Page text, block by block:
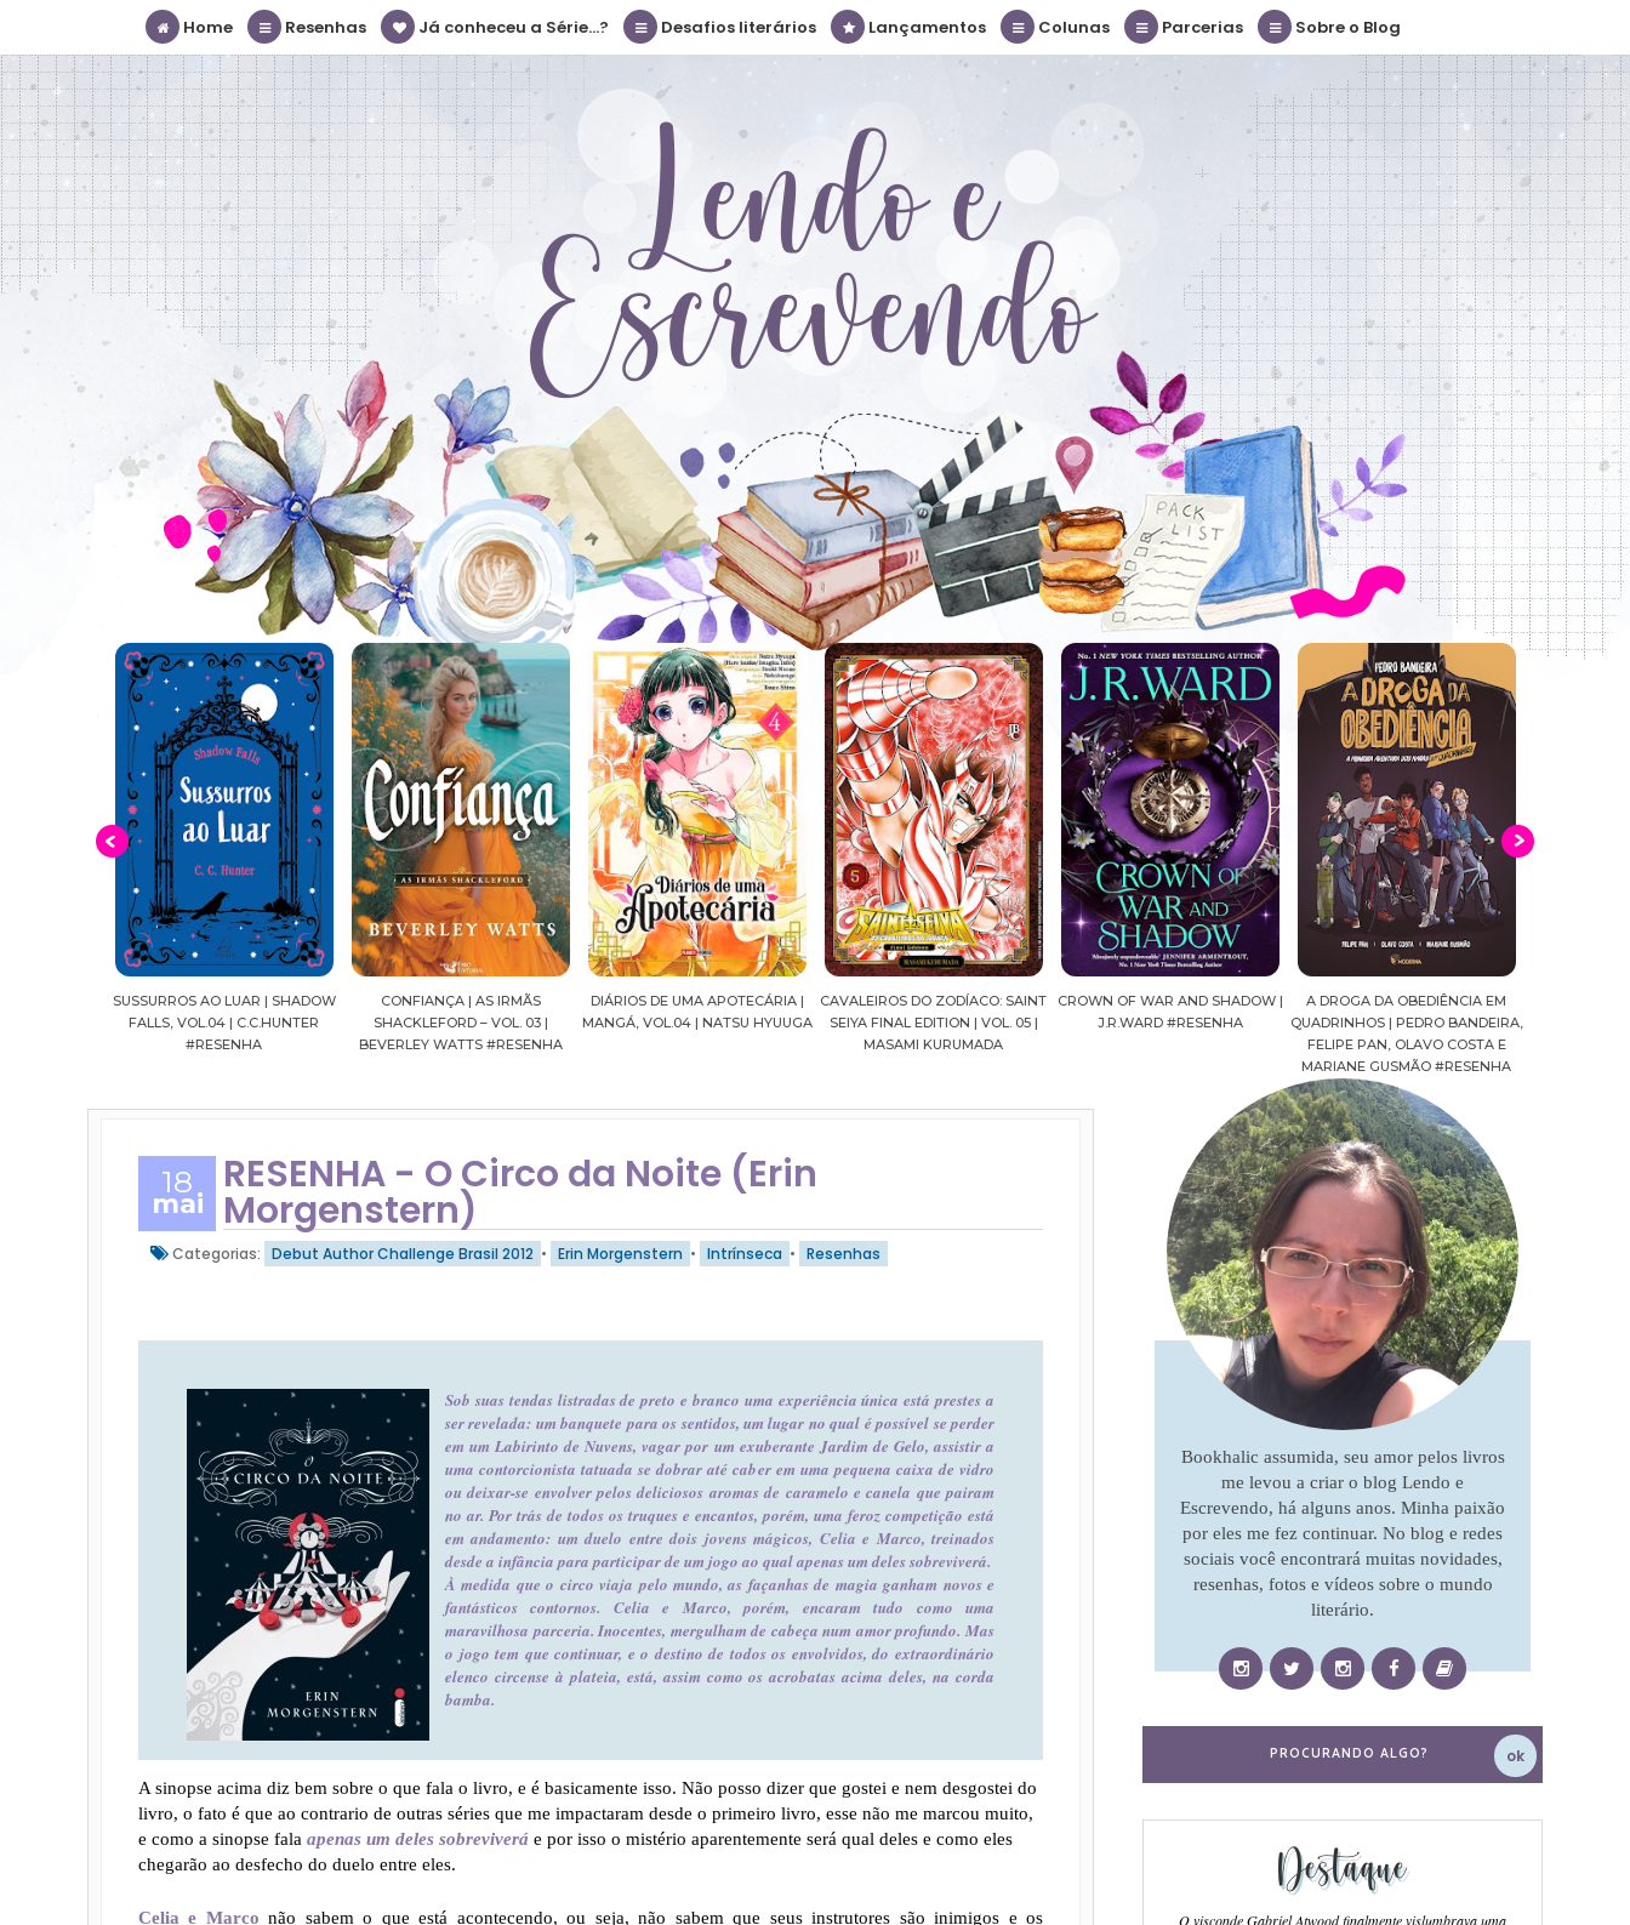
Home Resenhas Já conheceu a Série...? Desafios literários Lançamentos Colunas Parcerias Sobre o Blog
SUSSURROS AO LUAR | SHADOW
FALLS, VOL.04 | C.C.HUNTER
#RESENHA
CONFIANÇA | AS IRMÃS
SHACKLEFORD – VOL. 03 |
BEVERLEY WATTS #RESENHA
DIÁRIOS DE UMA APOTECÁRIA |
MANGÁ, VOL.04 | NATSU HYUUGA
CAVALEIROS DO ZODÍACO: SAINT
SEIYA FINAL EDITION | VOL. 05 |
MASAMI KURUMADA
CROWN OF WAR AND SHADOW |
J.R.WARD #RESENHA
A DROGA DA OBEDIÊNCIA EM
QUADRINHOS | PEDRO BANDEIRA,
FELIPE PAN, OLAVO COSTA E
MARIANE GUSMÃO #RESENHA
MALDIÇÃ0 | HARPER
18
mai
RESENHA - O Circo da Noite (Erin
Morgenstern)
Categorias: Debut Author Challenge Brasil 2012 • Erin Morgenstern • Intrínseca • Resenhas
Sob suas tendas listradas de preto e branco uma experiência única está prestes a
ser revelada: um banquete para os sentidos, um lugar no qual é possível se perder
em um Labirinto de Nuvens, vagar por um exuberante Jardim de Gelo, assistir a
uma contorcionista tatuada se dobrar até caber em uma pequena caixa de vidro
ou deixar-se envolver pelos deliciosos aromas de caramelo e canela que pairam
no ar. Por trás de todos os truques e encantos, porém, uma feroz competição está
em andamento: um duelo entre dois jovens mágicos, Celia e Marco, treinados
desde a infância para participar de um jogo ao qual apenas um deles sobreviverá.
À medida que o circo viaja pelo mundo, as façanhas de magia ganham novos e
fantásticos contornos. Celia e Marco, porém, encaram tudo como uma
maravilhosa parceria. Inocentes, mergulham de cabeça num amor profundo. Mas
o jogo tem que continuar, e o destino de todos os envolvidos, do extraordinário
elenco circense à plateia, está, assim como os acrobatas acima deles, na corda
bamba.
A sinopse acima diz bem sobre o que fala o livro, e é basicamente isso. Não posso dizer que gostei e nem desgostei do
livro, o fato é que ao contrario de outras séries que me impactaram desde o primeiro livro, esse não me marcou muito,
e como a sinopse fala apenas um deles sobreviverá e por isso o mistério aparentemente será qual deles e como eles
chegarão ao desfecho do duelo entre eles.
Celia e Marco não sabem o que está acontecendo, ou seja, não sabem que seus instrutores são inimigos e os
Bookhalic assumida, seu amor pelos livros
me levou a criar o blog Lendo e
Escrevendo, há alguns anos. Minha paixão
por eles me fez continuar. No blog e redes
sociais você encontrará muitas novidades,
resenhas, fotos e vídeos sobre o mundo
literário.
Destaque
O visconde Gabriel Atwood finalmente vislumbrava uma